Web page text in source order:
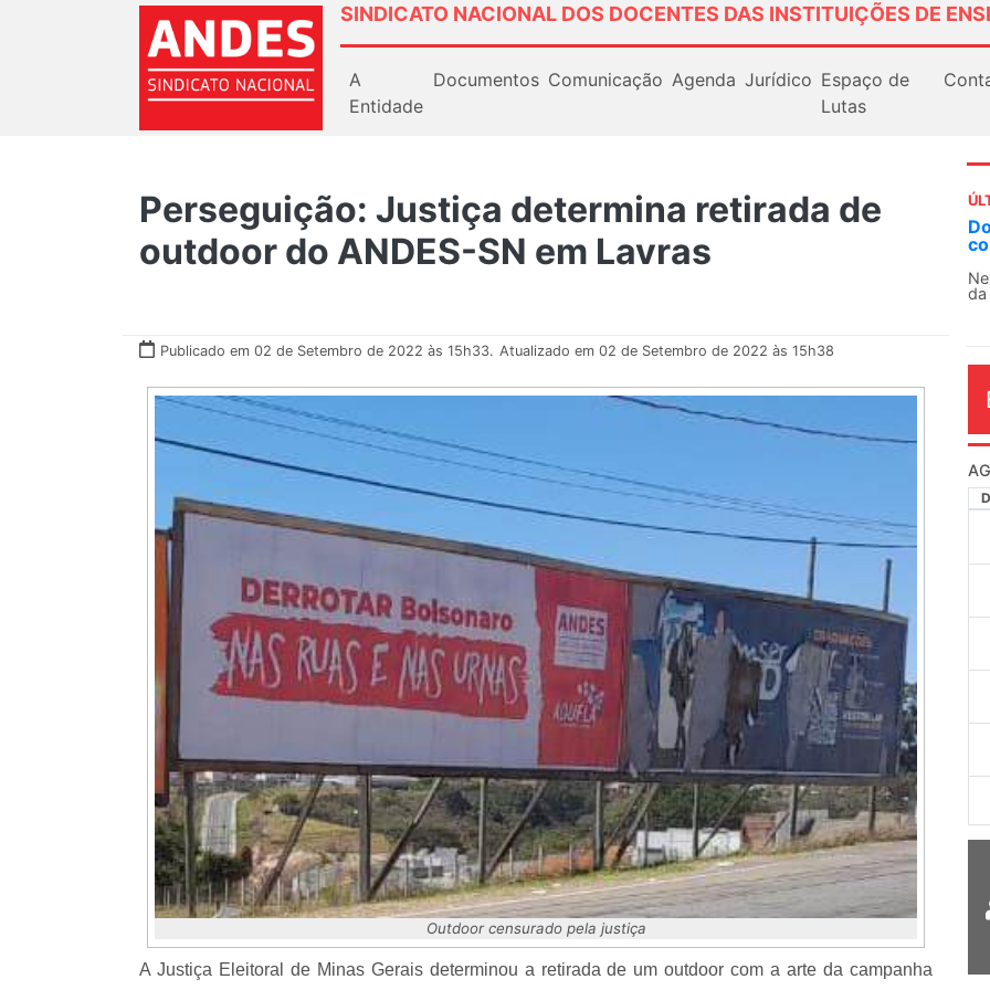
SINDICATO NACIONAL DOS DOCENTES DAS INSTITUIÇÕES DE
A
Entidade
Documentos Comunicação Agenda Jurídico Espaço de
Lutas
Perseguição: Justiça determina retirada de
outdoor do ANDES-SN em Lavras
Publicado em 02 de Setembro de 2022 às 15h33. Atualizado em 02 de Setembro de 2022 às 15h38
Outdoor censurado pela justiça
A Justiça Eleitoral de Minas Gerais determinou a retirada de um outdoor com a arte da campanha
Docentes paralisam
contra as políticas de Milei na
Nessa segunda-feira (3), sindicatos
da educação superior e básica da